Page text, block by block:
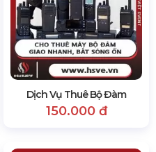
Dịch Vụ Thuê Bộ Đàm
150.000 đ